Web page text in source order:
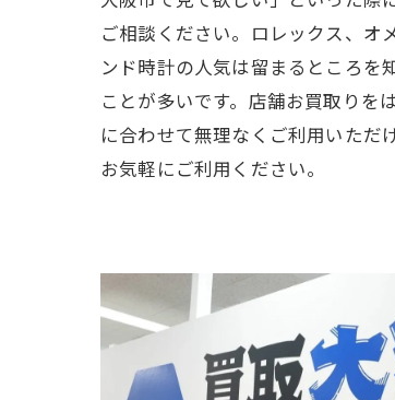
ご相談ください。ロレックス、オ
ンド時計の人気は留まるところを
ことが多いです。店舗お買取りを
に合わせて無理なくご利用いただ
お気軽にご利用ください。